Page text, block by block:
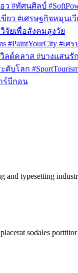
ว #ทัศนศิลป์
ว #เศรษฐกิจหมุนเวี
วิจัยเพื่อสังคมสูงวัย
#PaintYourCity
วิลด์คลาส #บางแสน
ระดับโลก
ร์บีกอน
and typesetting
sodales